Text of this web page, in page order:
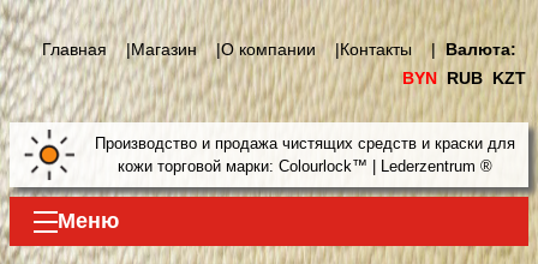
Главная |Магазин |О компании |Контакты | Валюта:
BYN RUB KZT
Производство и продажа чистящих средств и краски для
кожи торговой марки: Colourlock™ | Lederzentrum ®
Меню